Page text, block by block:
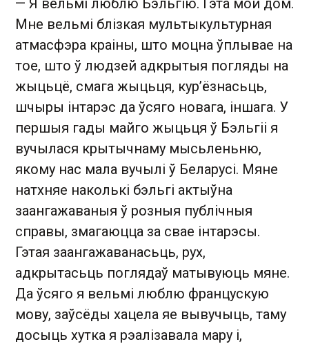
— Я вельмі люблю Бэльгію. Гэта мой дом.
Мне вельмі блізкая мультыкультурная
атмасфэра краіны, што моцна ўплывае на
тое, што ў людзей адкрытыя погляды на
жыцьцё, смага жыцьця, кур’ёзнасьць,
шчыры інтарэс да ўсяго новага, іншага. У
першыя гады майго жыцьця ў Бэльгіі я
вучылася крытычнаму мысьленьню,
якому нас мала вучылі ў Беларусі. Мяне
натхняе наколькі бэльгі актыўна
заангажаваныя ў розныя публічныя
справы, змагаюцца за свае інтарэсы.
Гэтая заангажаванасьць, рух,
адкрытасьць поглядаў матывуюць мяне.
Да ўсяго я вельмі люблю францускую
мову, заўсёды хацела яе вывучыць, таму
досыць хутка я рэалізавала мару і,